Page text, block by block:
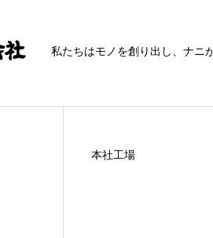
私たちはモノを創り出し、ナニ
本社工場